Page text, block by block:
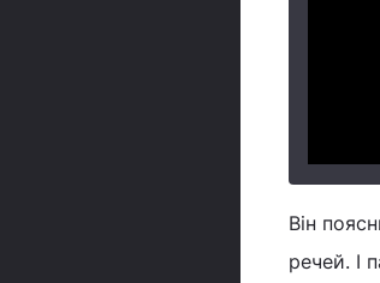
Він
речей. І